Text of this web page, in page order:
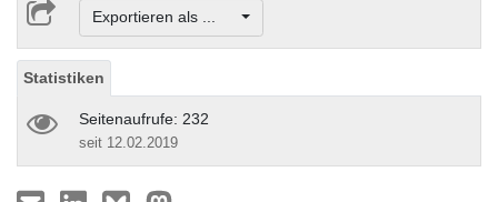
Exportieren als ...
Statistiken
Seitenaufrufe: 232
seit 12.02.2019